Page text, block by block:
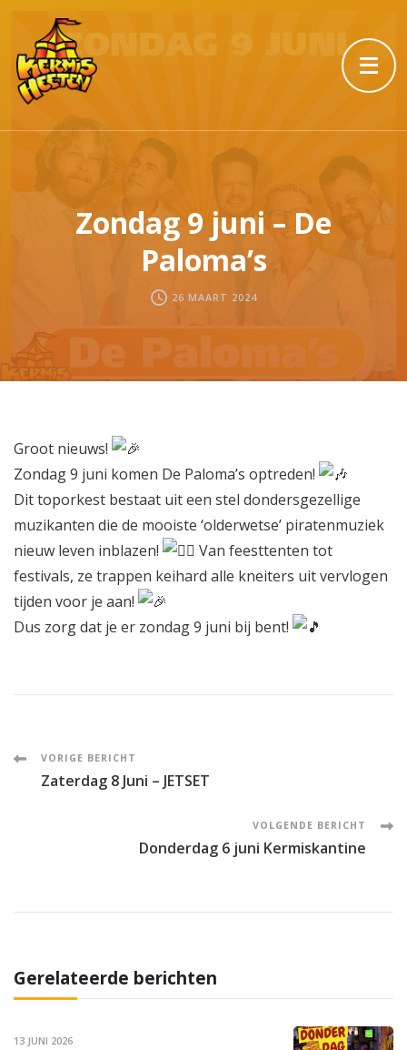
Zondag 9 juni – De
Paloma’s
26 MAART 2024
Groot nieuws!
Zondag 9 juni komen De Paloma’s optreden!
Dit toporkest bestaat uit een stel dondersgezellige
muzikanten die de mooiste ‘olderwetse’ piratenmuziek
nieuw leven inblazen!
Van feesttenten tot
festivals, ze trappen keihard alle kneiters uit vervlogen
tijden voor je aan!
Dus zorg dat je er zondag 9 juni bij bent!
Post
VORIGE BERICHT
Zaterdag 8 Juni – JETSET
VOLGENDE BERICHT
Donderdag 6 juni Kermiskantine
Gerelateerde berichten
13 JUNI 2026